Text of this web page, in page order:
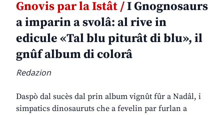
Gnovis par la Istât /I Gnognosaurs
a imparin a svolâ: al rive in
edicule «Tal blu piturât di blu», il
gnûf album di colorâ
Redazion
Daspò dal sucès dal prin album vignût fûr a Nadâl, i
simpatics dinosauruts che a fevelin par furlan a